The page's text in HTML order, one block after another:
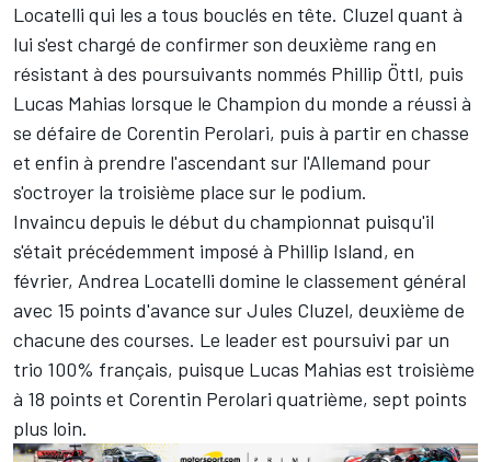
Locatelli qui les a tous bouclés en tête. Cluzel quant à
lui s'est chargé de confirmer son deuxième rang en
résistant à des poursuivants nommés Phillip Öttl, puis
Lucas Mahias lorsque le Champion du monde a réussi à
se défaire de Corentin Perolari, puis à partir en chasse
et enfin à prendre l'ascendant sur l'Allemand pour
s'octroyer la troisième place sur le podium.
Invaincu depuis le début du championnat puisqu'il
s'était précédemment imposé à Phillip Island, en
février, Andrea Locatelli domine le classement général
avec 15 points d'avance sur Jules Cluzel, deuxième de
chacune des courses. Le leader est poursuivi par un
trio 100% français, puisque Lucas Mahias est troisième
à 18 points et Corentin Perolari quatrième, sept points
plus loin.